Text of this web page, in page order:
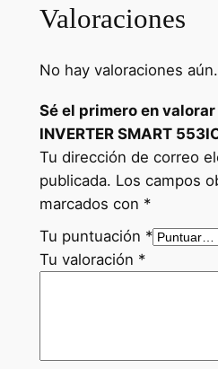
Valoraciones
No hay valoraciones aún.
Sé el primero en valorar
INVERTER SMART
Tu dirección de correo
publicada. Los campos
marcados con *
Tu puntuación *
Tu valoración *